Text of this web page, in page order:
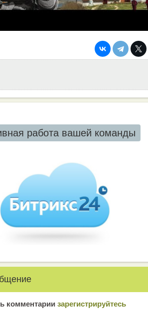
работа вашей команды
комментарии зарeгиcтрирyйтeсь